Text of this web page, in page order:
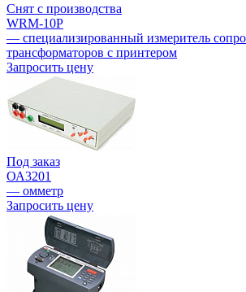
Снят с производства
WRM-10P
— специализированный измеритель
трансформаторов с принтером
Запросить цену
Под заказ
ОА3201
— омметр
Запросить цену